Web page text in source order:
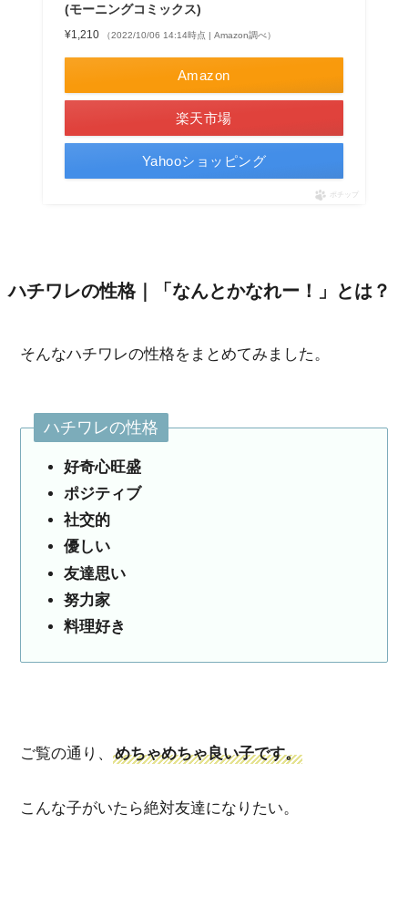
(モーニングコミックス)
¥1,210 （2022/10/06 14:14時点 | Amazon調べ）
Amazon
楽天市場
Yahooショッピング
ポチップ
ハチワレの性格｜「なんとかなれー！」とは？
そんなハチワレの性格をまとめてみました。
ハチワレの性格
好奇心旺盛
ポジティブ
社交的
優しい
友達思い
努力家
料理好き
ご覧の通り、めちゃめちゃ良い子です。
こんな子がいたら絶対友達になりたい。